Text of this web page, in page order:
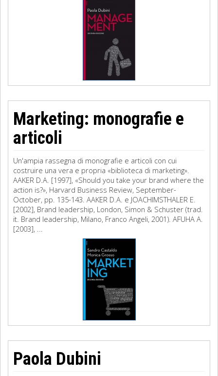
Marketing: monografie e
articoli
Un'ampia rassegna di monografie e articoli con cui
costruire una vera e propria «biblioteca di marketing».
AAKER D.A. [1997], «Should you take your brand where the
action is?», Harvard Business Review, September-
October, pp. 135-143. AAKER D.A. e JOACHIMSTHALER E.
[2002], Brand leadership, London, Simon & Schuster (trad.
it. Brand leadership, Milano, Franco Angeli, 2001). AFUHA A.
[2003], ...
Paola Dubini